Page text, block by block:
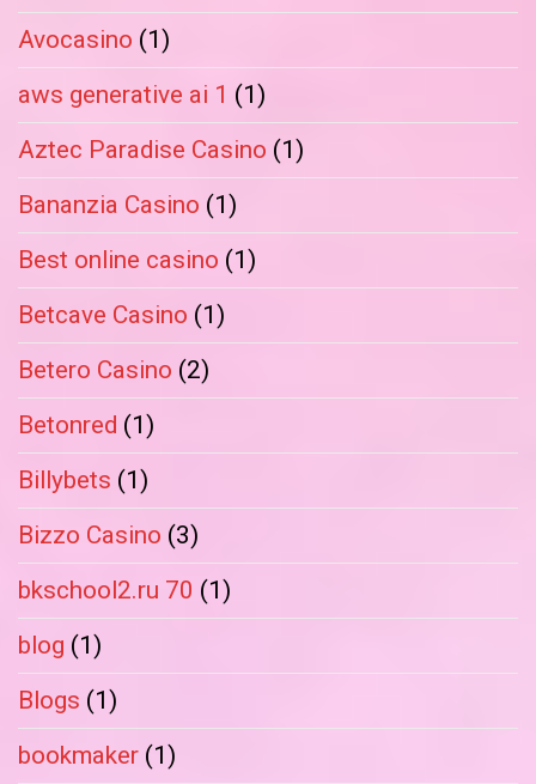
Avocasino (1)
aws generative ai 1 (1)
Aztec Paradise Casino (1)
Bananzia Casino (1)
Best online casino (1)
Betcave Casino (1)
Betero Casino (2)
Betonred (1)
Billybets (1)
Bizzo Casino (3)
bkschool2.ru 70 (1)
blog (1)
Blogs (1)
bookmaker (1)